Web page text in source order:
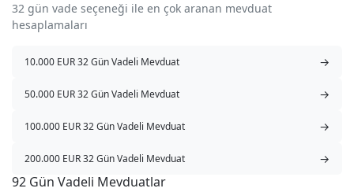
32 gün vade seçeneği ile en çok aranan mevduat
hesaplamaları
10.000 EUR 32 Gün Vadeli Mevduat →
50.000 EUR 32 Gün Vadeli Mevduat →
100.000 EUR 32 Gün Vadeli Mevduat →
200.000 EUR 32 Gün Vadeli Mevduat →
92 Gün Vadeli Mevduatlar